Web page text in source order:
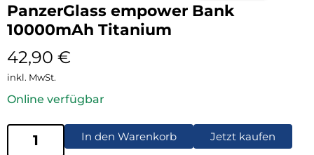
PanzerGlass empower Bank
10000mAh Titanium
42,90 €
inkl. MwSt.
Online verfügbar
In den Warenkorb Jetzt kaufen